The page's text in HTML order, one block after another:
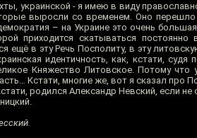
украинской - я имею в виду
выросли со временем. Оно
– на Украине это очень
приходится скатываться
ещё в эту Речь Посполиту, в эту
идентичность, как, кстати, судя
Княжество Литовское. Потому что
Кстати, многие же, вот я сказал про
родился Александр Невский, если